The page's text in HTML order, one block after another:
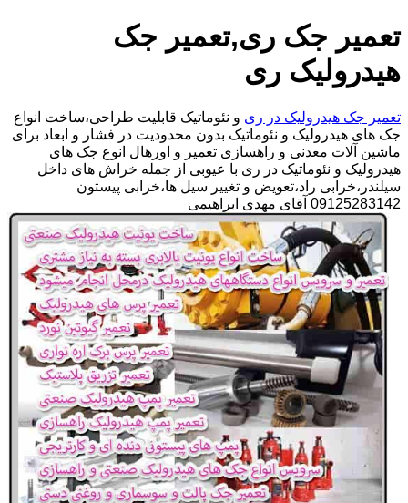
تعمیر جک ری,تعمیر جک
هیدرولیک ری
تعمیر جک هیدرولیک در ری و نئوماتیک قابلیت طراحی،ساخت انواع
جک های هیدرولیک و نئوماتیک بدون محدودیت در فشار و ابعاد برای
ماشین آلات معدنی و راهسازی تعمیر و اورهال انوع جک های
هیدرولیک و نئوماتیک در ری با عیوبی از جمله خراش های داخل
سیلندر،خرابی راد،تعویض و تغییر سیل ها،خرابی پیستون
09125283142 آقای مهدی ابراهیمی